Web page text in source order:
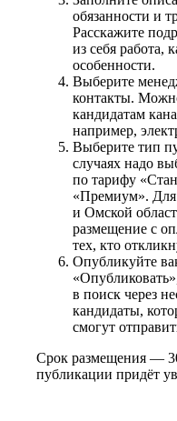
обязанности и
Расскажите
из себя работа,
особенности.
Выберите
контакты.
кандидатам
например,
Выберите тип
случаях надо
по тарифу
«Премиум». Для
и Омской
размещение с
тех, кто
Опубликуйте
в поиск через
кандидаты,
смогут
Срок размещения —
публикации придёт